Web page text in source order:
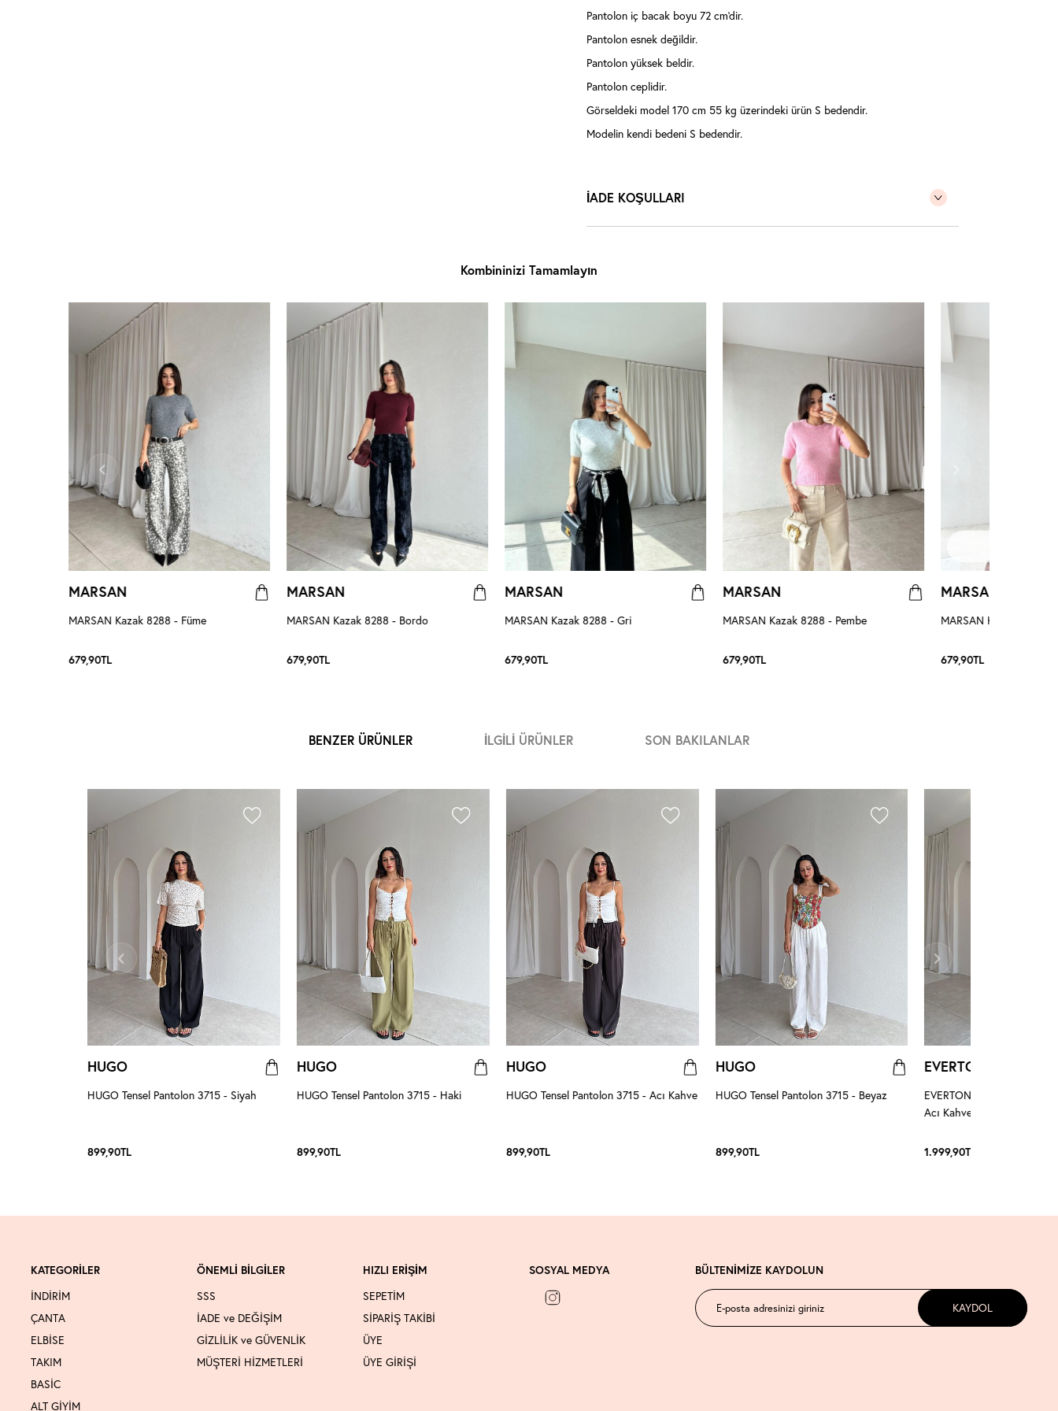
Pantolon iç bacak boyu 72 cm'dir.
Pantolon esnek değildir.
Pantolon yüksek beldir.
Pantolon ceplidir.
Görseldeki model 170 cm 55 kg üzerindeki ürün S bedendir.
Modelin kendi bedeni S bedendir.
İADE KOŞULLARI
Kombininizi Tamamlayın
MARSAN
MARSAN Kazak 8288 - Füme
679,90TL
MARSAN
MARSAN Kazak 8288 - Bordo
679,90TL
MARSAN
MARSAN Kazak 8288 - Gri
679,90TL
MARSAN
MARSAN Kazak 8288 - Pembe
679,90TL
MARSAN
MARSAN Kazak 8288 -
679,90TL
BENZER ÜRÜNLER İLGILI ÜRÜNLER SON BAKILANLAR
HUGO
HUGO Tensel Pantolon 3715 - Siyah
899,90TL
HUGO
HUGO Tensel Pantolon 3715 - Haki
899,90TL
HUGO
HUGO Tensel Pantolon 3715 - Acı Kahve
899,90TL
HUGO
HUGO Tensel Pantolon 3715 - Beyaz
899,90TL
EVERTON
EVERTON Özel Tasarım
Acı Kahve
1.999,90TL
KATEGORİLER
İNDİRİM
ÇANTA
ELBİSE
TAKIM
BASİC
ALT GİYİM
ÖNEMLİ BİLGİLER
SSS
İADE ve DEĞİŞİM
GİZLİLİK ve GÜVENLİK
MÜŞTERİ HİZMETLERİ
HIZLI ERİŞİM
SEPETİM
SİPARİŞ TAKİBİ
ÜYE
ÜYE GİRİŞİ
SOSYAL MEDYA BÜLTENİMİZE KAYDOLUN
KAYDOL